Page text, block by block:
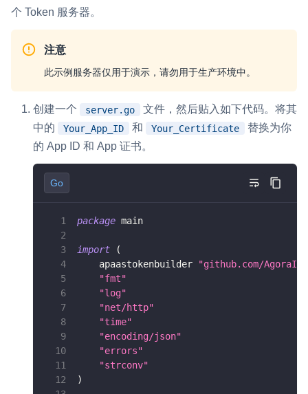
个 Token 服务器。
注意
此示例服务器仅用于演示，请勿用于生产环境中。
创建一个 server.go
文件，然后贴入如下代码。将其
中的
Your_App_ID 和 Your_Certificate
替换为你
的 App ID 和 App 证书。
Go
package main
import
(
    apaastokenbuilder
"github.com/
"fmt"
"log"
"net/http"
"time"
"encoding/json"
"errors"
"strconv"
)